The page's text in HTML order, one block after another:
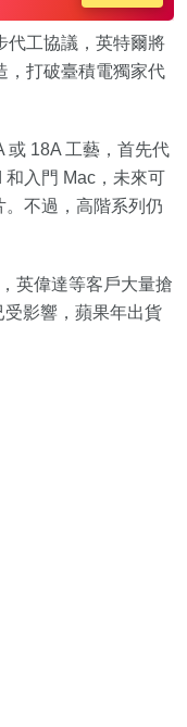
代工協議，英特爾將
，打破臺積電獨家代
或 18A 工藝，首先代
和入門 Mac，未來可
。不過，高階系列仍
英偉達等客戶大量搶
影響，蘋果年出貨